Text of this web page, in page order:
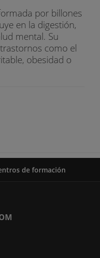
por billones
en la digestión,
mental. Su
como el
obesidad o
de formación